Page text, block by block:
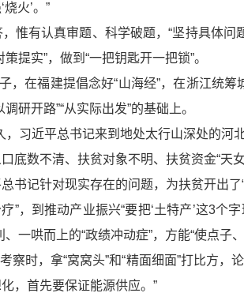
火’。”
惟有认真审题、科学破题，“坚持具体
提实”，做到“一把钥匙开一把锁”。
，在福建提倡念好“山海经”，在浙江
研开路”“从实际出发”的基础上。
习近平总书记来到地处太行山深处的河
底数不清、扶贫对象不明、扶贫资金“天女
书记针对现实存在的问题，为扶贫开出了
”，到推动产业振兴“要把‘土特产’这3
一哄而上的“政绩冲动症”，方能“使点子
察时，拿“窝窝头”和“精面细面”打比方
，首先要保证能源供应。”